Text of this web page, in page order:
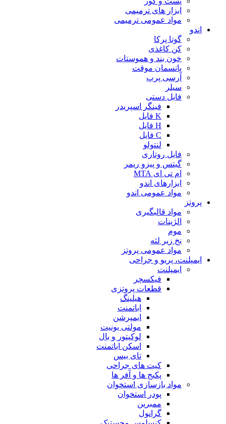
ابزار های ترمیمی
مواد عمومی ترمیمی
اندو
گوتا پرکا
کن کاغذی
خون بند و هموستات
پانسمان موقت
آرسی پرپ
سیلر
فایل دستی
فینگر اسپریدر
K فایل
H فایل
C فایل
لنتولو
فایل روتاری
گیتس و پیزو ریمر
ام تی ای MTA
ابزارهای اندو
مواد عمومی اندو
پروتز
مواد قالبگیری
الژینات
موم
نخ زیر لثه
مواد عمومی پروتز
ایمپلنت، پریو و جراحی
ایمپلنت
فیکسچر
قطعات پروتزی
هیلینگ
اباتمنت
ایمپرشن
مولتی یونیت
لوکیتور و بال
اسکن اباتمنت
تای بیس
کیت های جراحی
پکیج ها و آفر ها
مواد بازسازی استخوان
پودر استخوان
ممبرین
گرانول